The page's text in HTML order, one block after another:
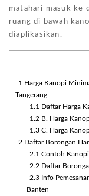
matahari masuk ke
ruang di bawah
diaplikasikan.
1
Harga Kanopi
Tangerang
1.1
Daftar Harga
1.2 B. Harga
1.3C. Harga
2 Daftar Borongan
2.1 Contoh
2.2 Daftar
2.3Info
Banten